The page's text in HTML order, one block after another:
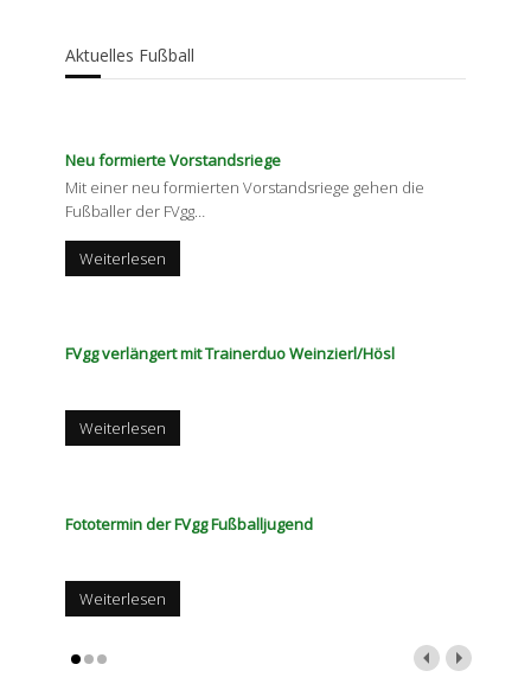
Aktuelles Fußball
Neu formierte Vorstandsriege
Mit einer neu formierten Vorstandsriege gehen die
Fußballer der FVgg
Weiterlesen
FVgg verlängert mit Trainerduo Weinzierl/Hösl
Weiterlesen
Fototermin der FVgg Fußballjugend
Weiterlesen